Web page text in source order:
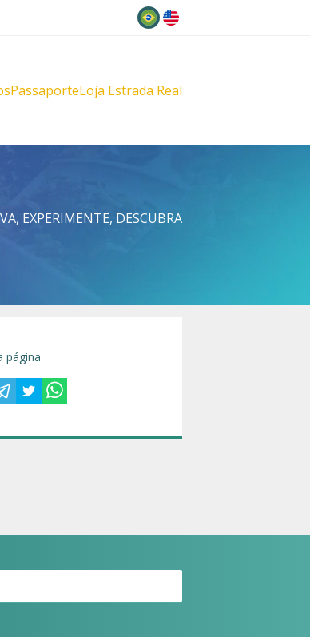
PassaporteLoja Estrada Real
EXPERIMENTE, DESCUBRA
página